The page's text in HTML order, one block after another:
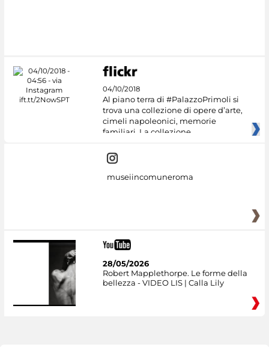
04/10/2018
Al piano terra di #PalazzoPrimoli si
trova una collezione di opere d’arte,
cimeli napoleonici, memorie
familiari. La collezione
museiincomuneroma
28/05/2026
Robert Mapplethorpe. Le forme della
bellezza - VIDEO LIS | Calla Lily